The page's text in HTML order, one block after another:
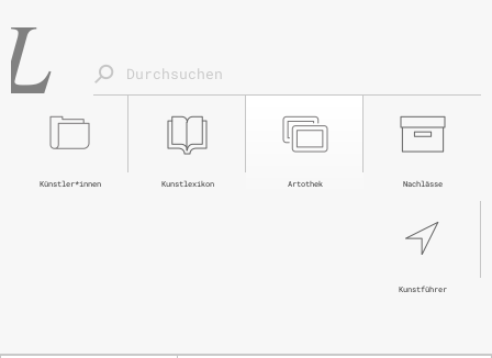
Nachlässe
Artothek
Kunstlexikon
Künstler*innen
Kunstführer